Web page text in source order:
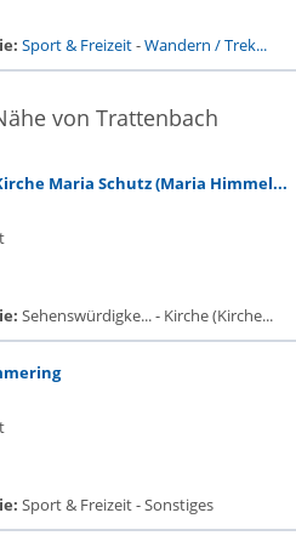
Sport & Freizeit-Wandern / Trek...
von Trattenbach
Maria Schutz (Maria Himmel...
Sehenswürdigke... - Kirche (Kirche...
Sport & Freizeit - Sonstiges